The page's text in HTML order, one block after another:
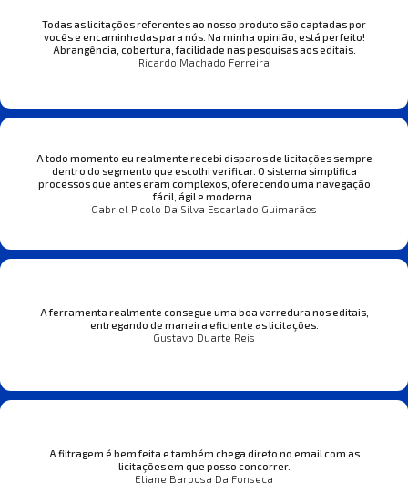
Todas as licitações referentes ao nosso produto são captadas por
vocês e encaminhadas para nós. Na minha opinião, está perfeito!
Abrangência, cobertura, facilidade nas pesquisas aos editais.
Ricardo Machado Ferreira
A todo momento eu realmente recebi disparos de licitações sempre
dentro do segmento que escolhi verificar. O sistema simplifica
processos que antes eram complexos, oferecendo uma navegação
fácil, ágil e moderna.
Gabriel Picolo Da Silva Escarlado Guimarães
A ferramenta realmente consegue uma boa varredura nos editais,
entregando de maneira eficiente as licitações.
Gustavo Duarte Reis
A filtragem é bem feita e também chega direto no email com as
licitações em que posso concorrer.
Eliane Barbosa Da Fonseca